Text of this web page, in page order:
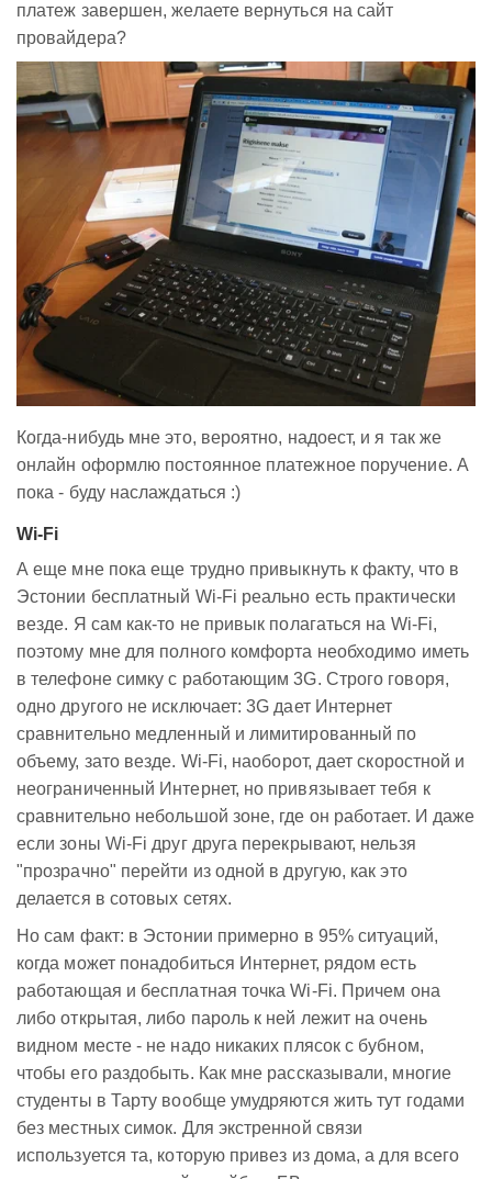
платеж завершен, желаете вернуться на сайт
провайдера?
Когда-нибудь мне это, вероятно, надоест, и я так же
онлайн оформлю постоянное платежное поручение. А
пока - буду наслаждаться :)
Wi-Fi
А еще мне пока еще трудно привыкнуть к факту, что в
Эстонии бесплатный Wi-Fi реально есть практически
везде. Я сам как-то не привык полагаться на Wi-Fi,
поэтому мне для полного комфорта необходимо иметь
в телефоне симку с работающим 3G. Строго говоря,
одно другого не исключает: 3G дает Интернет
сравнительно медленный и лимитированный по
объему, зато везде. Wi-Fi, наоборот, дает скоростной и
неограниченный Интернет, но привязывает тебя к
сравнительно небольшой зоне, где он работает. И даже
если зоны Wi-Fi друг друга перекрывают, нельзя
"прозрачно" перейти из одной в другую, как это
делается в сотовых сетях.
Но сам факт: в Эстонии примерно в 95% ситуаций,
когда может понадобиться Интернет, рядом есть
работающая и бесплатная точка Wi-Fi. Причем она
либо открытая, либо пароль к ней лежит на очень
видном месте - не надо никаких плясок с бубном,
чтобы его раздобыть. Как мне рассказывали, многие
студенты в Тарту вообще умудряются жить тут годами
без местных симок. Для экстренной связи
используется та, которую привез из дома, а для всего